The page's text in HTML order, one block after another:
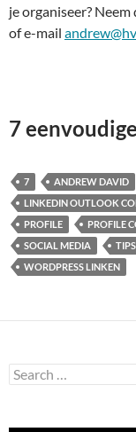
je organiseer?
of e-mail
7
7 ANDREW DAVID
LINKEDIN OUTLOOK
PROFILE
PROFILE
SOCIAL MEDIA
TIPS
WORDPRESS LINKEN
Search
for: